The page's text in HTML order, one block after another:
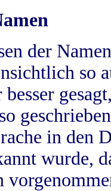
der
so
in
wurde,